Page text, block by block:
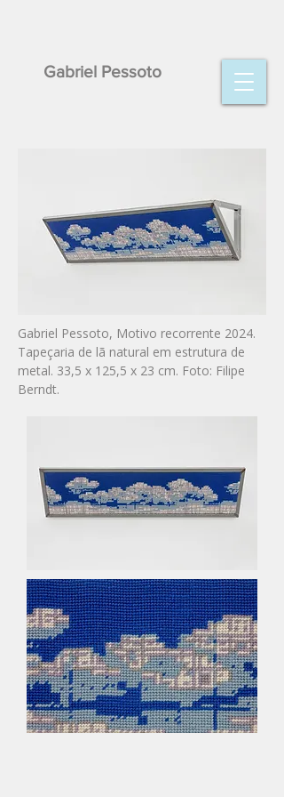
Gabriel Pessoto
Gabriel Pessoto, Motivo recorrente 2024.
Tapeçaria de lã natural em estrutura de
metal. 33,5 x 125,5 x 23 cm. Foto: Filipe
Berndt.